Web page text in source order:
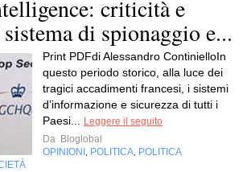
criticità e
di spionaggio e...
Print PDFdi Alessandro ContinielloIn
questo periodo storico, alla luce dei
tragici accadimenti francesi, i sistemi
d’informazione e sicurezza di tutti i
Paesi...
Leggere il seguito
Da Bloglobal
OPINIONI
POLITICA POLITICA